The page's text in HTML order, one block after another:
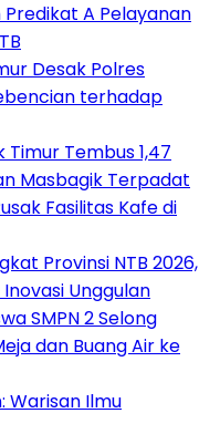
Predikat A Pelayanan
Desak Polres
terhadap
Tembus 1,47
Masbagik Terpadat
Fasilitas Kafe di
Provinsi NTB 2026,
Unggulan
SMPN 2 Selong
dan Buang Air ke
Warisan Ilmu